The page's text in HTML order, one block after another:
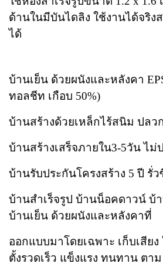
ด้านในมีบันไดลิง ใช้งานได้จริ
ได้
บ้านเย็น ด้วยผนังและหลังคา
ทอลชีท เกือบ 50%)
บ้านสร้างด้วยเหล็กไร้สนิม ปลว
บ้านสร้างเสร็จภายใน3-5วัน ไ
บ้านรับประกันโครงสร้าง 5 ปี รั่ว
บ้านสำเร็จรูป บ้านน็อคดาวน์ บ้
บ้านเย็น ด้วยผนังและหลังคาที่
ออกแบบมาโดยเฉพาะ เก็บเสียง
ตั้งรวดเร็ว แข็งแรง ทนทาน ตาม